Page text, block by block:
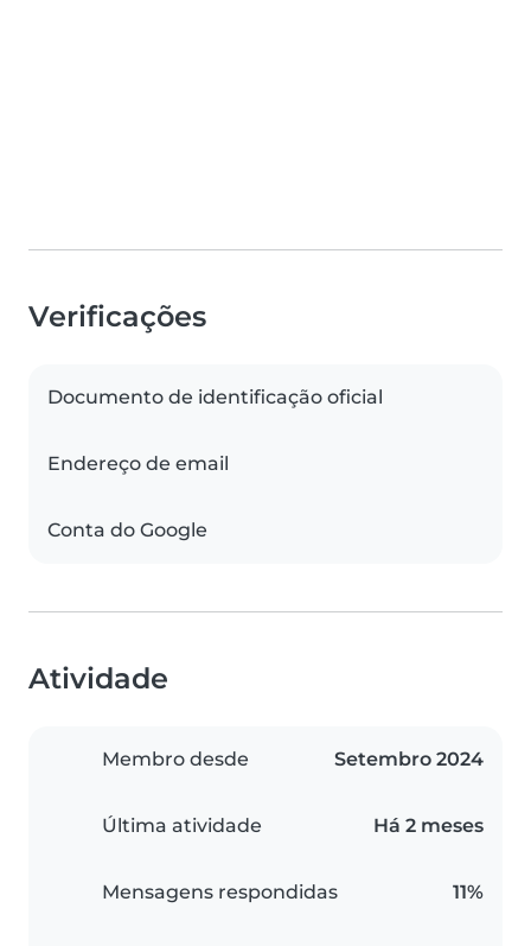
Verificações
Documento de identificação oficial
Endereço de email
Conta do Google
Atividade
Membro desde Setembro 2024
Última atividade Há 2 meses
Mensagens respondidas 11%